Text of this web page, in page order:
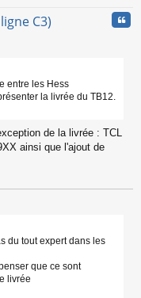
C3)
entre les Hess
la livrée du TB12.
de la livrée : TCL
ainsi que l'ajout de
du tout expert dans les
que ce sont
livrée